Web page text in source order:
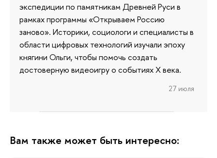
экспедиции по памятникам Древней Руси в
рамках программы «Открываем Россию
заново». Историки, социологи и специалисты в
области цифровых технологий изучали эпоху
княгини Ольги, чтобы помочь создать
достоверную видеоигру о событиях X века.
27 июля
Вам также может быть интересно: